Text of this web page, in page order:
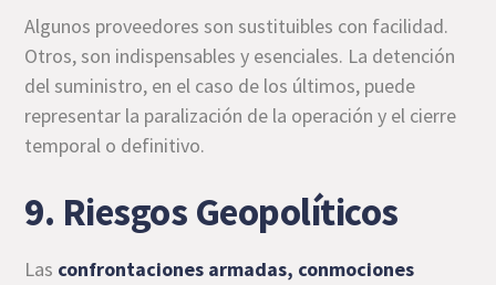
Algunos proveedores son sustituibles con facilidad.
Otros, son indispensables y esenciales. La detención
del suministro, en el caso de los últimos, puede
representar la paralización de la operación y el cierre
temporal o definitivo.
9. Riesgos Geopolíticos
Las confrontaciones armadas, conmociones